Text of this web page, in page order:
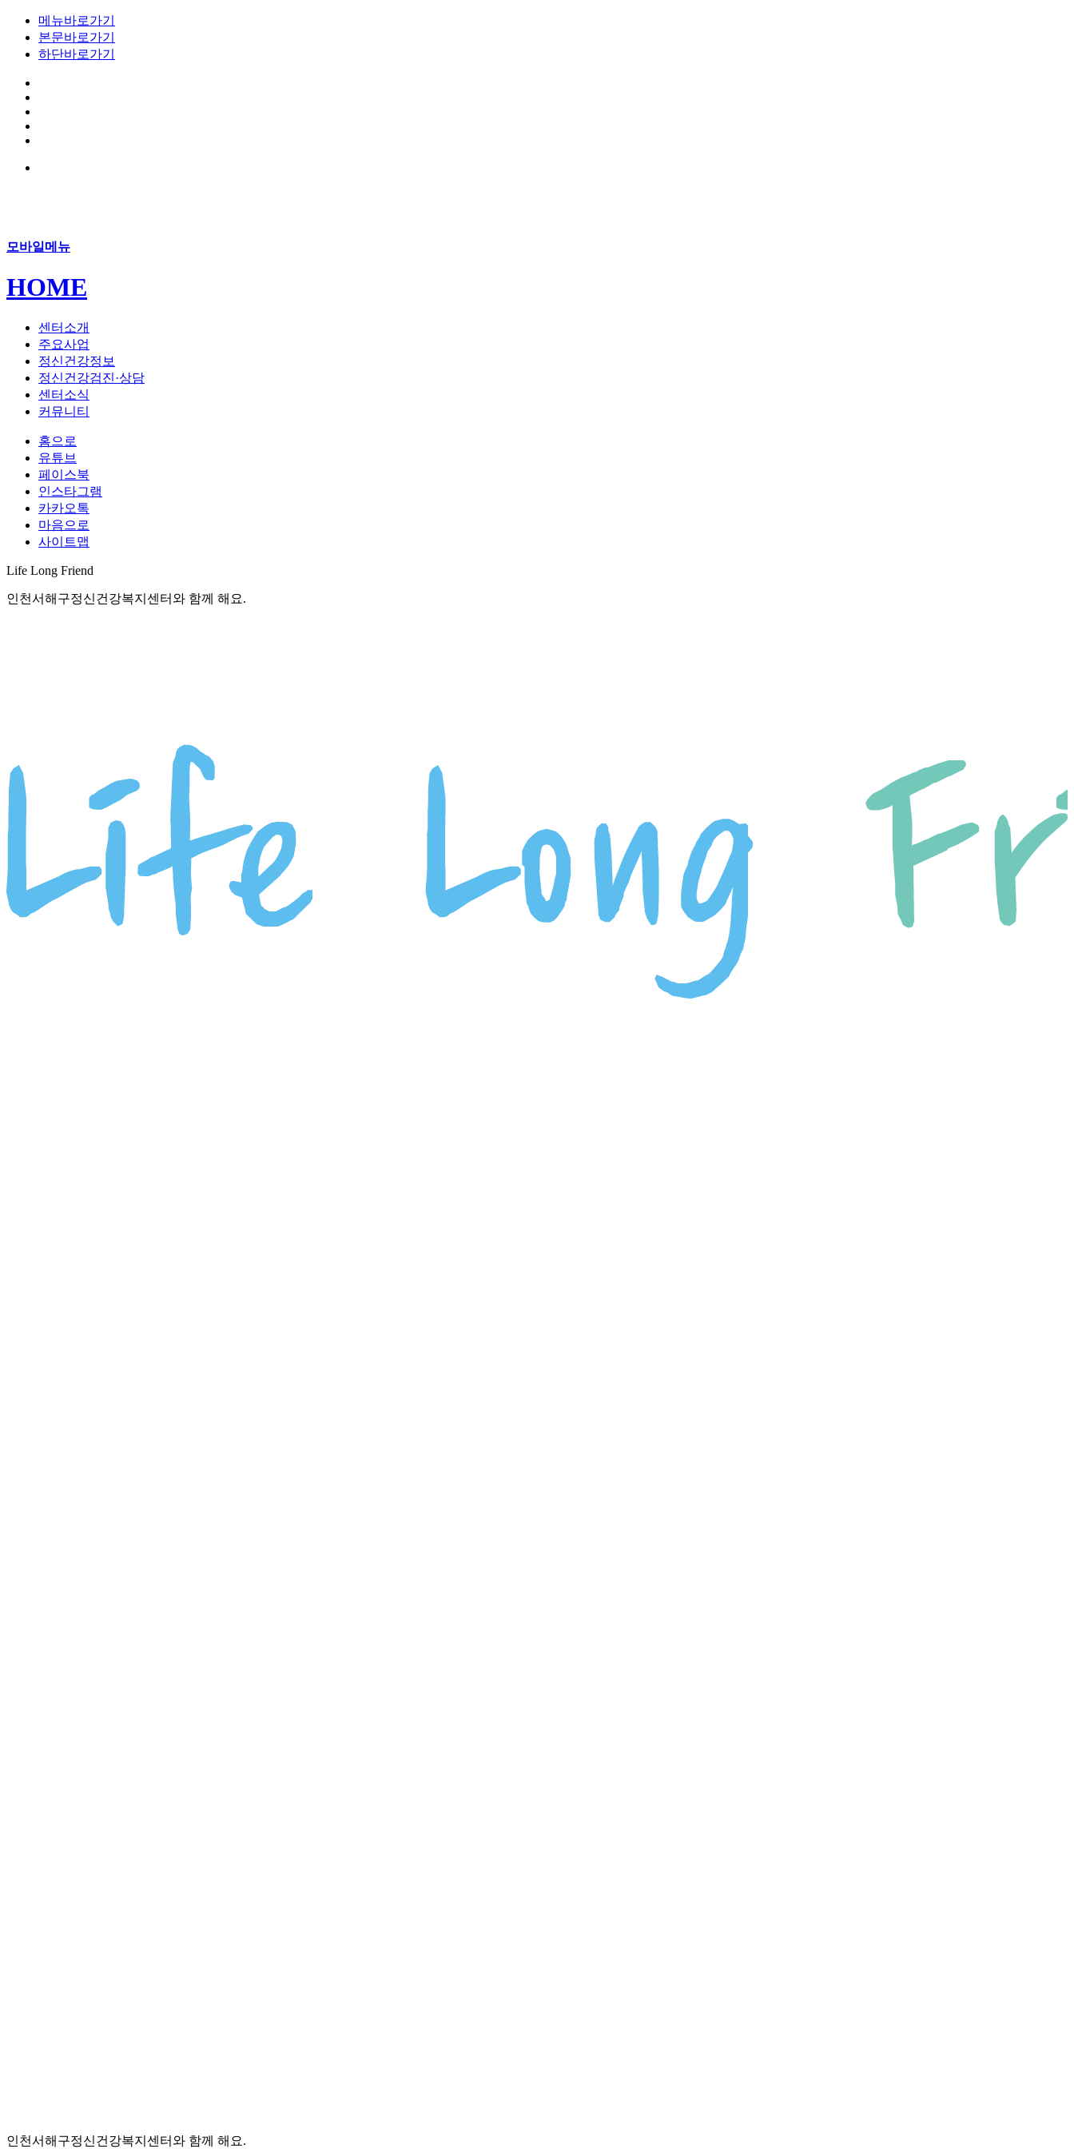
메뉴바로가기
본문바로가기
하단바로가기
모바일메뉴
HOME
센터소개
주요사업
정신건강정보
정신건강검진·상담
센터소식
커뮤니티
홈으로
유튜브
페이스북
인스타그램
카카오톡
마음으로
사이트맵
Life Long Friend
인천서해구정신건강복지센터와 함께 해요.
인천서해구정신건강복지센터와 함께 해요.